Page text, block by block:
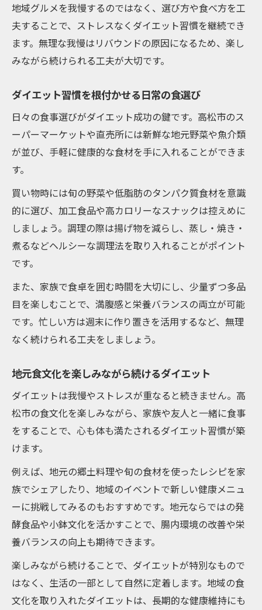
家族で支えるヘルシーなダイエット生活の
秘訣
ダイエットと家族の健康管理を両立するコ
続けやすいダイエット習慣で暮らしを整える
ダイエット習慣を長く続けるための生活改
善法
無理なく継続できるダイエットの秘訣を解
日常の工夫でダイエットと暮らしを両立す
る方法
ストレス少なく続くダイエット習慣の実践
ポイント
方
地域グルメを我慢するのではなく、選び方や食べ方を工
夫することで、ストレスなくダイエット習慣を継続でき
ます。無理な我慢はリバウンドの原因になるため、楽し
みながら続けられる工夫が大切です。
ダイエット習慣を根付かせる日常の食選び
日々の食事選びがダイエット成功の鍵です。高松市のス
ーパーマーケットや直売所には新鮮な地元野菜や魚介類
が並び、手軽に健康的な食材を手に入れることができま
す。
買い物時には旬の野菜や低脂肪のタンパク質食材を意識
的に選び、加工食品や高カロリーなスナックは控えめに
しましょう。調理の際は揚げ物を減らし、蒸し・焼き・
煮るなどヘルシーな調理法を取り入れることがポイント
です。
また、家族で食卓を囲む時間を大切にし、少量ずつ多品
目を楽しむことで、満腹感と栄養バランスの両立が可能
です。忙しい方は週末に作り置きを活用するなど、無理
なく続けられる工夫をしましょう。
地元食文化を楽しみながら続けるダイエット
ダイエットは我慢やストレスが重なると続きません。高
松市の食文化を楽しみながら、家族や友人と一緒に食事
をすることで、心も体も満たされるダイエット習慣が築
けます。
例えば、地元の郷土料理や旬の食材を使ったレシピを家
族でシェアしたり、地域のイベントで新しい健康メニュ
ーに挑戦してみるのもおすすめです。地元ならではの発
酵食品や小鉢文化を活かすことで、腸内環境の改善や栄
養バランスの向上も期待できます。
楽しみながら続けることで、ダイエットが特別なもので
はなく、生活の一部として自然に定着します。地域の食
文化を取り入れたダイエットは、長期的な健康維持にも